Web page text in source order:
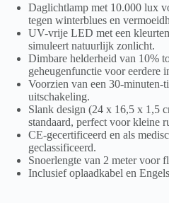
Daglichtlamp met 10.000 lux
tegen winterblues en
UV-vrije LED met een
simuleert natuurlijk zonlicht.
Dimbare helderheid van 10%
geheugenfunctie voor eerdere
Voorzien van een 30-minuten-
uitschakeling.
Slank design (24 x 16,5 x 1,5
standaard, perfect voor kleine
CE-gecertificeerd en als
geclassificeerd.
Snoerlengte van 2 meter voor
Inclusief oplaadkabel en